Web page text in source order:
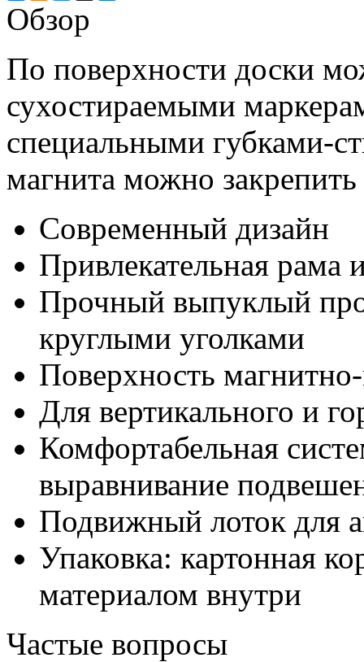
Обзор
По поверхности доски
сухостираемыми
специальными губками-
магнита можно
Современный дизайн
Привлекательная рама
Прочный выпуклый
круглыми уголками
Поверхность
Для вертикального и
Комфортабельная
выравнивание
Подвижный лоток для
Упаковка: картонная
материалом внутри
Частые вопросы